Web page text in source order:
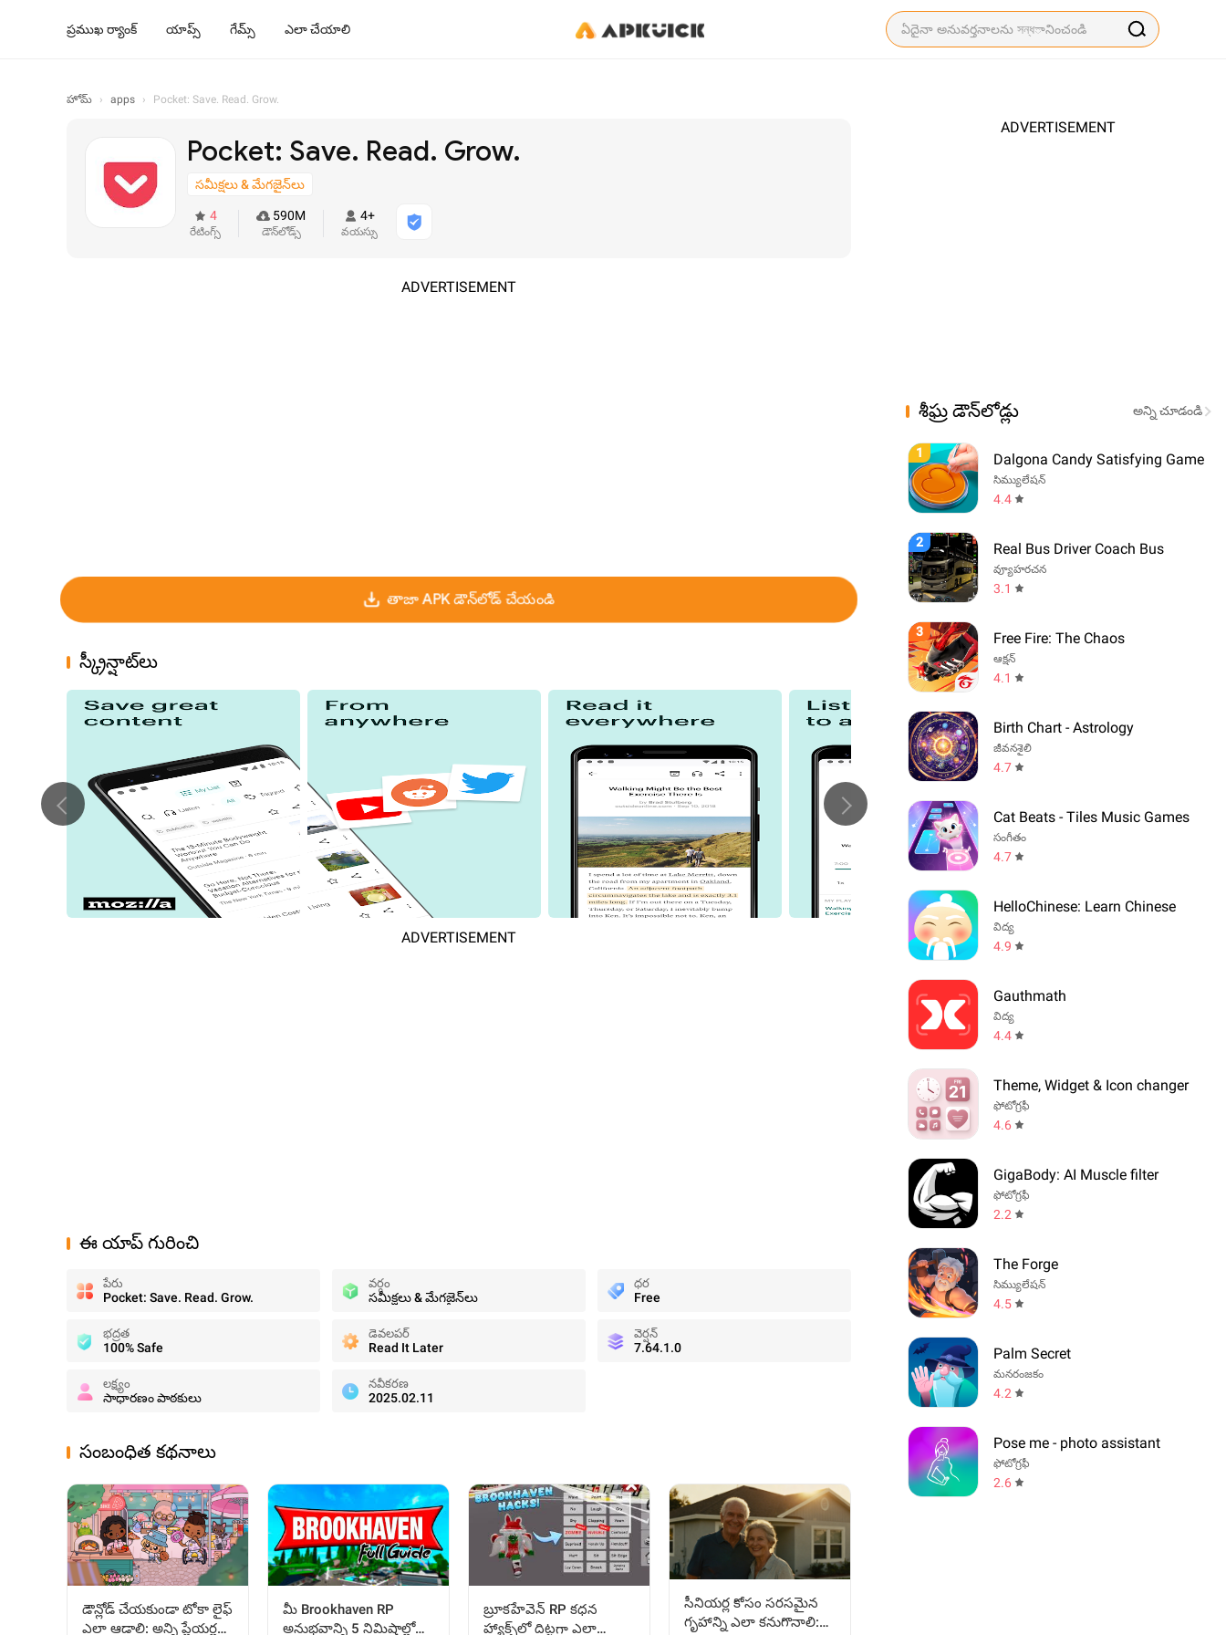
ప్రముఖ ర్యాంక్ యాప్స్ గేమ్స్ ఎలా చేయాలి
హోమ్ › apps › Pocket: Save. Read. Grow.
Pocket: Save. Read. Grow.
సమీక్షలు & మేగజైన్‌లు
4
రేటింగ్స్
590M
డౌన్‌లోడ్స్
4+
వయస్సు
ADVERTISEMENT
తాజా APK డౌన్‌లోడ్ చేయండి
స్క్రీన్షాట్‌లు
ADVERTISEMENT
ఈ యాప్ గురించి
పేరు
Pocket: Save. Read. Grow.
వర్గం
సమీక్షలు & మేగజైన్‌లు
ధర
Free
భద్రత
100% Safe
డెవలపర్
Read It Later
వెర్షన్
7.64.1.0
లక్ష్యం
సాధారణం పాఠకులు
నవీకరణ
2025.02.11
సంబంధిత కథనాలు
డౌన్లోడ్ చేయకుండా టోకా లైఫ్
ఎలా ఆడాలి: అన్ని ప్లేయర్లకు
మీ Brookhaven RP
అనుభవాన్ని 5 నిమిషాల్లో
బ్రూకహేవెన్ RP కధన
హ్యాక్స్‌లో దిట్టగా ఎలా
సీనియర్ల కోసం సరసమైన
గృహాన్ని ఎలా కనుగొనాలి:
ADVERTISEMENT
శీఘ్ర డౌన్‌లోడ్లు అన్ని చూడండి
1 Dalgona Candy Satisfying Game
సిమ్యులేషన్
4.4
2 Real Bus Driver Coach Bus
వ్యూహరచన
3.1
3 Free Fire: The Chaos
ఆక్షన్
4.1
Birth Chart - Astrology
జీవనశైలి
4.7
Cat Beats - Tiles Music Games
సంగీతం
4.7
HelloChinese: Learn Chinese
విద్య
4.9
Gauthmath
విద్య
4.4
Theme, Widget & Icon changer
ఫోటోగ్రఫీ
4.6
GigaBody: AI Muscle filter
ఫోటోగ్రఫీ
2.2
The Forge
సిమ్యులేషన్
4.5
Palm Secret
మనరంజకం
4.2
Pose me - photo assistant
ఫోటోగ్రఫీ
2.6